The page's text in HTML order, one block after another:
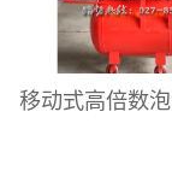
移动式高倍数